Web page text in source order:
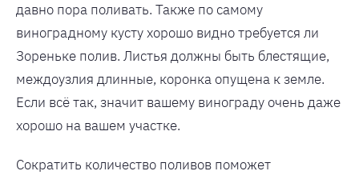
давно пора поливать. Также по самому
виноградному кусту хорошо видно требуется ли
Зореньке полив. Листья должны быть блестящие,
междоузлия длинные, коронка опущена к земле.
Если всё так, значит вашему винограду очень даже
хорошо на вашем участке.
Сократить количество поливов поможет